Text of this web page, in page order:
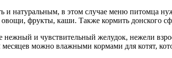
и натуральным, в этом случае меню питомца
фрукты, каши. Также кормить донского
нежный и чувствительный желудок, нежели
месяцев можно влажными кормами для котят,